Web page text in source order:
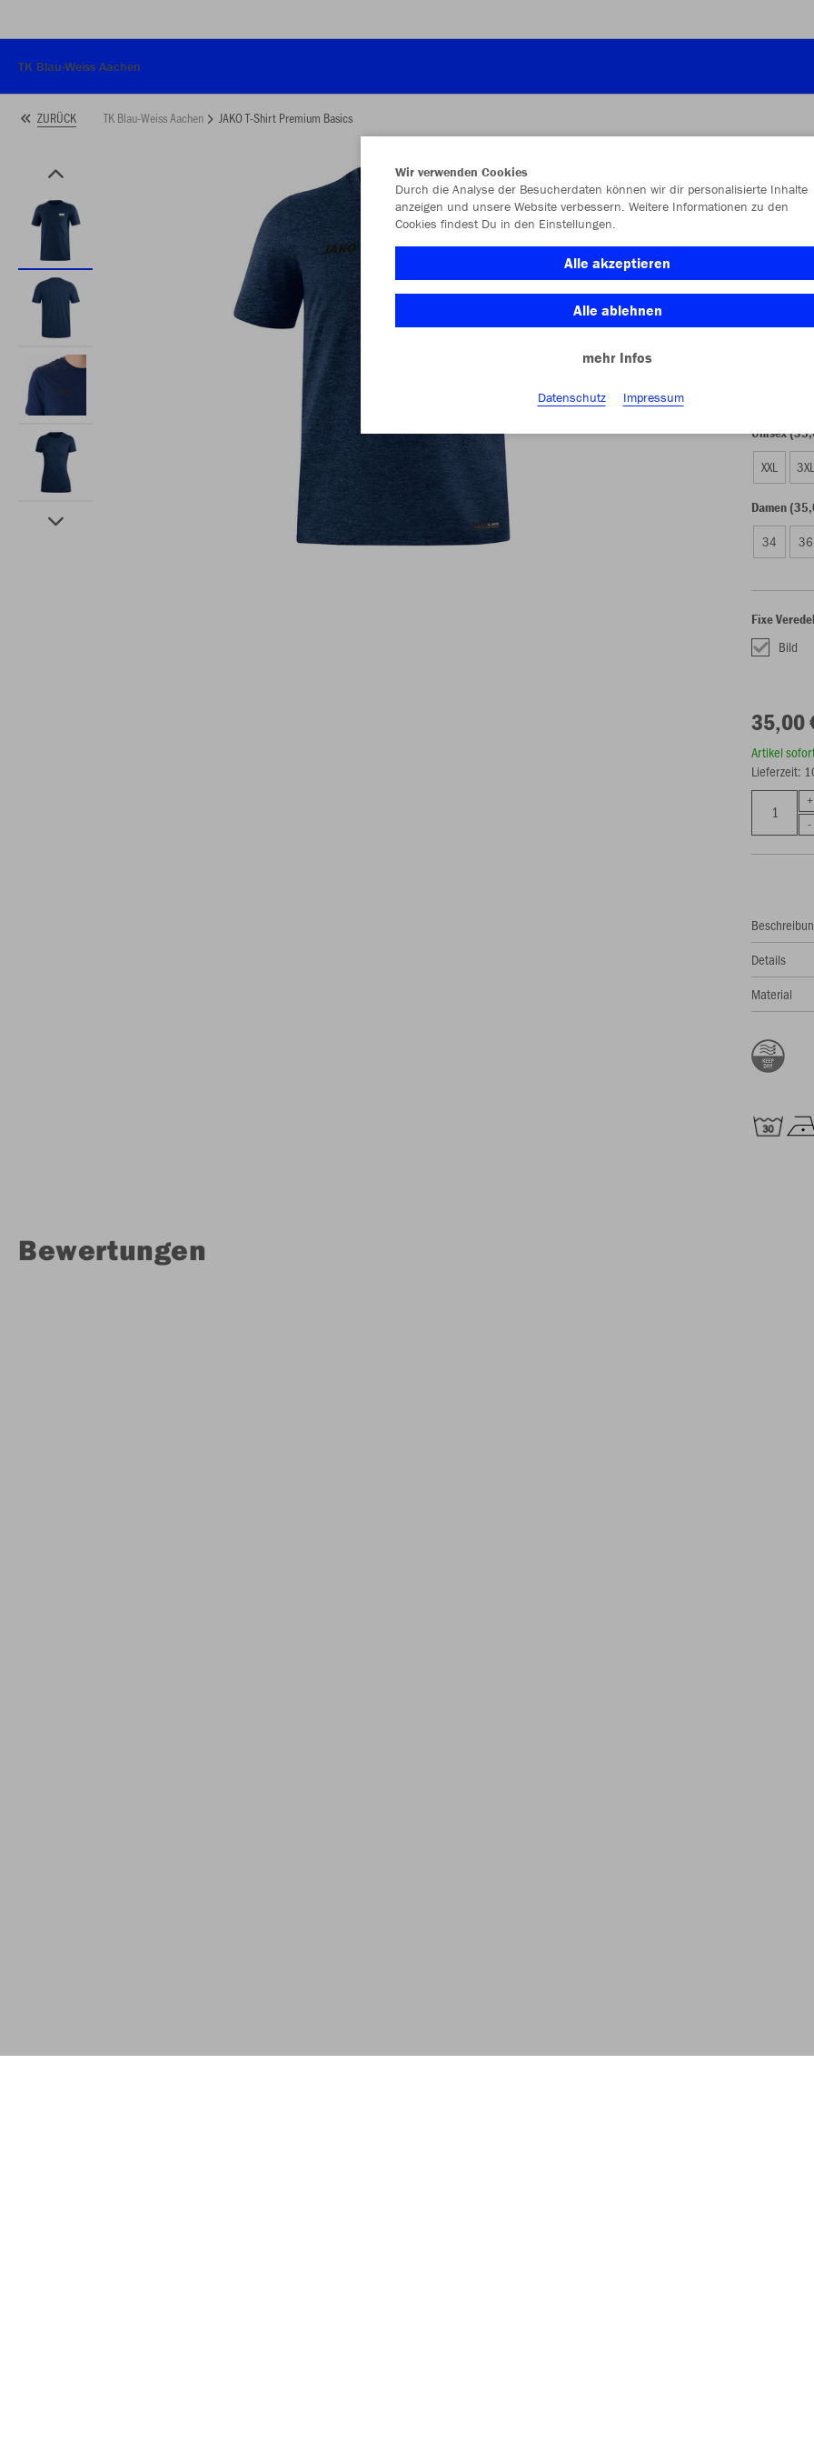
TK Blau-Weiss Aachen
ZURÜCK TK Blau-Weiss Aachen JAKO T-Shirt Premium Basics
Unisex
XXL
Damen
34 36
Fixe
Bild
35,00
Artikel
Lieferzeit:
Details
Material
Bewertungen
Wir verwenden Cookies
Durch die Analyse der Besucherdaten können wir dir personalisierte Inhalte
anzeigen und unsere Website verbessern. Weitere Informationen zu den
Cookies findest Du in den Einstellungen.
Alle akzeptieren
Alle ablehnen
mehr Infos
Datenschutz Impressum